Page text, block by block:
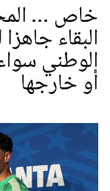
خاص ...
البقاء
الوطني
أو خارجها